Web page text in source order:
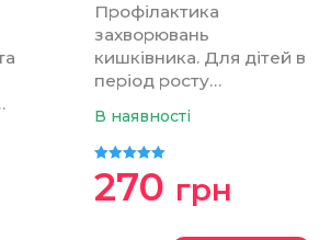
Профілактика
захворювань
кишківника. Для дітей в
період росту…
В наявності
Оцінено в
5.00
з 5
270 грн